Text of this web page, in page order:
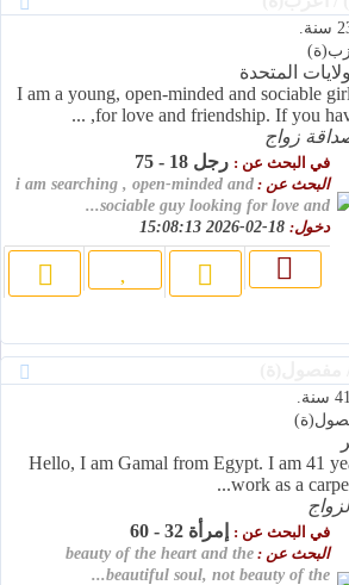
I am a young, open-minded and sociable
for love and friendship. If you
زواج
في البحث عن : رجل 18 - 75
البحث عن : i am searching , open-minded and
sociable guy looking for love and...
دخول:
Hello, I am Gamal from Egypt. I am 41
work as a
في البحث عن : إمرأة 32 - 60
البحث عن : beauty of the heart and the
beautiful soul, not beauty of the...